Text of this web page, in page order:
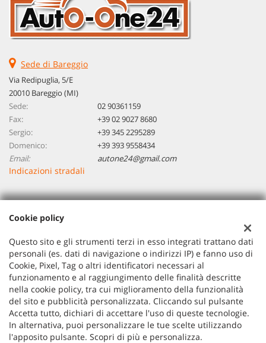
Sede di Bareggio
Via Redipuglia, 5/E
20010 Bareggio (MI)
Sede:
02 90361159
Fax:
+39 02 9027 8680
Sergio:
+39 345 2295289
Domenico:
+39 393 9558434
Email:
autone24@gmail.com
Indicazioni stradali
Dati fiscali:
Autoone 24 Di Piccinini Sergio Domenico
VIA REDIPUGLIA 5/E, BAREGGIO (MI)
P.IVA:07806030966
Registro delle imprese:MI
Cookie policy
Questo sito e gli strumenti terzi in esso integrati trattano dati
personali (es. dati di navigazione o indirizzi IP) e fanno uso di
Cookie, Pixel, Tag o altri identificatori necessari al
funzionamento e al raggiungimento delle finalità descritte
nella cookie policy, tra cui miglioramento della funzionalità
del sito e pubblicità personalizzata. Cliccando sul pulsante
Accetta tutto, dichiari di accettare l'uso di queste tecnologie.
In alternativa, puoi personalizzare le tue scelte utilizzando
l'apposito pulsante. Scopri di più e personalizza.